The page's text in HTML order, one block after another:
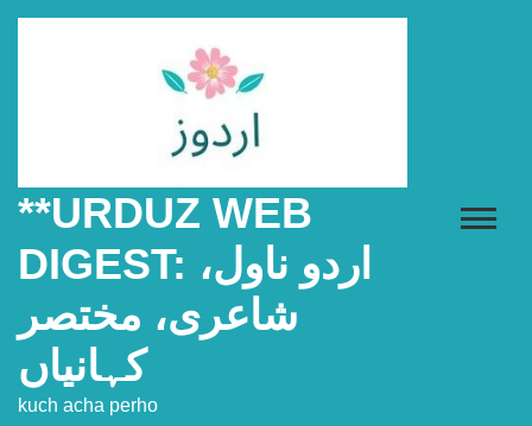
**URDUZ WEB
DIGEST: اردو ناول،
شاعری، مختصر
کہانیاں
kuch acha perho